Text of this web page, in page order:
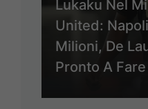
Lukaku Nel
United:
Milioni, De
Pronto A